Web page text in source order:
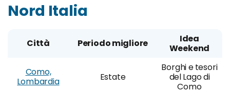
Nord Italia
Città Periodo migliore
Idea
Weekend
Como,
Lombardia
Estate
Borghi e tesori
del Lago di
Como